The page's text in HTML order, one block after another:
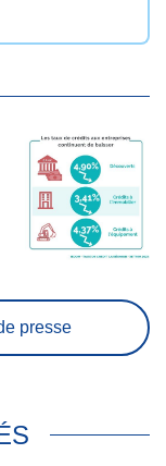
presse